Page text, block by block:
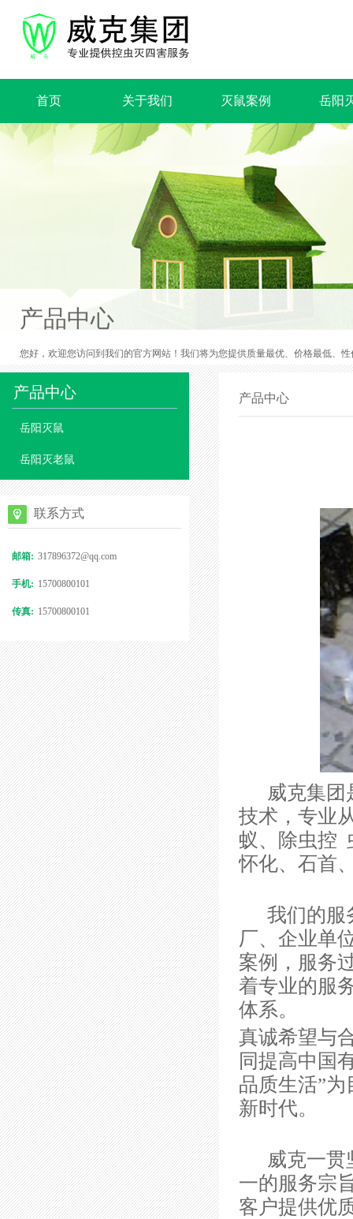
首页 关于我们 灭鼠案例 岳阳
产品中心
您好，欢迎您访问到我们的官方网站！我们将为您提供质量最优、价格最低、
产品中心
岳阳灭鼠
岳阳灭老鼠
联系方式
邮箱: 317896372@qq.com
手机: 15700800101
传真: 15700800101
产品中心
威克集团
技术，专业
蚁、除虫控
怀化、石首
我们的服
厂、企业单
案例，服务
着专业的服
体系。
真诚希望与
同提高中国
品质生活”
新时代。
威克一贯
一的服务宗
客户提供优